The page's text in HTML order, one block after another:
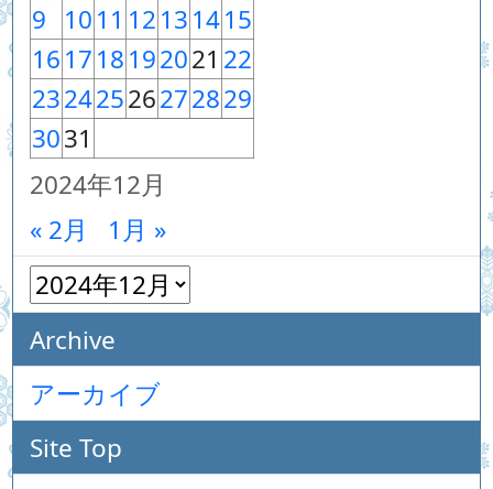
2024年12月
9
1011 12131415
161718192021 22
23242526272829
3031
« 2月 1月 »
Archive
アーカイブ
Site Top